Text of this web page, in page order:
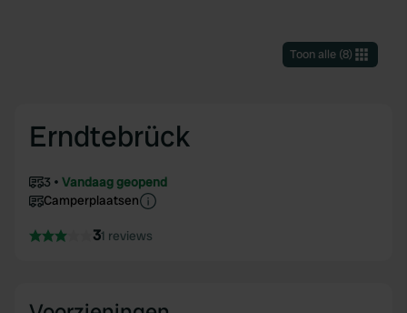
Toon alle(8)
Erndtebrück
3
Vandaag geopend
Camperplaatsen
31 reviews